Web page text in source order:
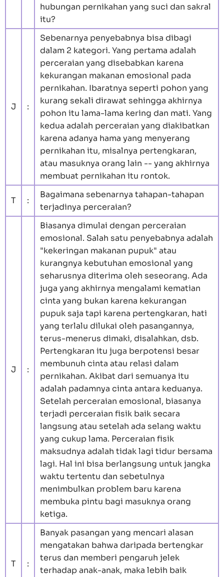
hubungan pernikahan yang suci dan sakral
itu?
J :
Sebenarnya penyebabnya bisa dibagi
dalam 2 kategori. Yang pertama adalah
perceraian yang disebabkan karena
kekurangan makanan emosional pada
pernikahan. Ibaratnya seperti pohon yang
kurang sekali dirawat sehingga akhirnya
pohon itu lama-lama kering dan mati. Yang
kedua adalah perceraian yang diakibatkan
karena adanya hama yang menyerang
pernikahan itu, misalnya pertengkaran,
atau masuknya orang lain -- yang akhirnya
membuat pernikahan itu rontok.
T :
Bagaimana sebenarnya tahapan-tahapan
terjadinya perceraian?
J :
Biasanya dimulai dengan perceraian
emosional. Salah satu penyebabnya adalah
"kekeringan makanan pupuk" atau
kurangnya kebutuhan emosional yang
seharusnya diterima oleh seseorang. Ada
juga yang akhirnya mengalami kematian
cinta yang bukan karena kekurangan
pupuk saja tapi karena pertengkaran, hati
yang terlalu dilukai oleh pasangannya,
terus-menerus dimaki, disalahkan, dsb.
Pertengkaran itu juga berpotensi besar
membunuh cinta atau relasi dalam
pernikahan. Akibat dari semuanya itu
adalah padamnya cinta antara keduanya.
Setelah perceraian emosional, biasanya
terjadi perceraian fisik baik secara
langsung atau setelah ada selang waktu
yang cukup lama. Perceraian fisik
maksudnya adalah tidak lagi tidur bersama
lagi. Hal ini bisa berlangsung untuk jangka
waktu tertentu dan sebetulnya
menimbulkan problem baru karena
membuka pintu bagi masuknya orang
ketiga.
T :
Banyak pasangan yang mencari alasan
mengatakan bahwa daripada bertengkar
terus dan memberi pengaruh jelek
terhadap anak-anak, maka lebih baik